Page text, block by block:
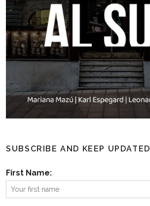
SUBSCRIBE AND KEEP UPDATED
First Name: